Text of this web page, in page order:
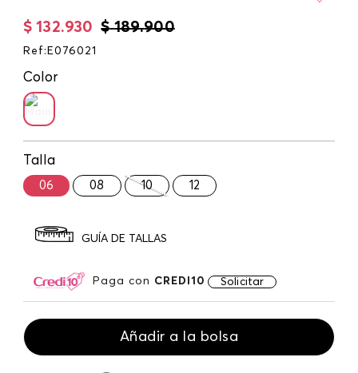
$ 189.900
$ 132.930
Ref : E076021
Color
Talla
06 08 10 12
GUÍA DE TALLAS
Paga con CREDI10 Solicitar
Añadir a la bolsa